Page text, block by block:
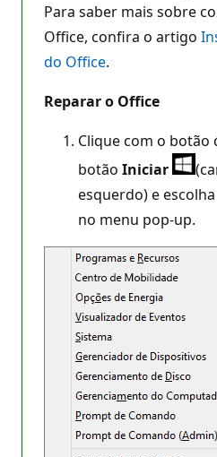
Para saber mais sobre
Office, confira o artigo
do Office.
Reparar o Office
Clique com o
botão Iniciar
esquerdo) e escolha
no menu pop-up.